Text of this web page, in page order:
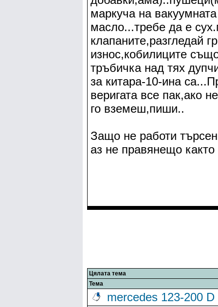
маркуча на
масло...требе да е
клапаните,разгледай
износ,кобилиците
тръбичка над тях
за китара-10-ина
веригата все пак,ако
го вземеш,пиши..
Защо не работи
аз не правянещо както
Цялата тема
Тема
mercedes 123-200 D